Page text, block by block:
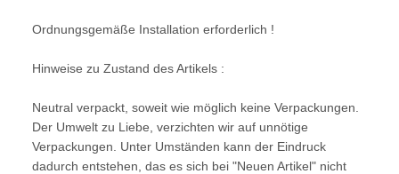
Ordnungsgemäße Installation erforderlich !
Hinweise zu Zustand des Artikels :
Neutral verpackt, soweit wie möglich keine Verpackungen.
Der Umwelt zu Liebe, verzichten wir auf unnötige
Verpackungen. Unter Umständen kann der Eindruck
dadurch entstehen, das es sich bei "Neuen Artikel" nicht